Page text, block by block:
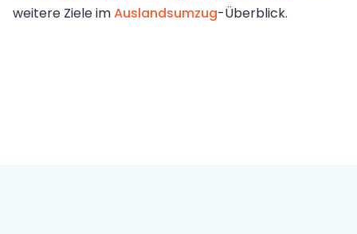
weitere Ziele imAuslandsumzug-Überblick.